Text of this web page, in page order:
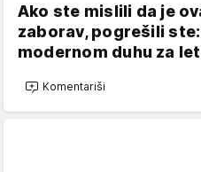
Ako ste mislili da je
zaborav, pogrešili
modernom duhu za
Komentariši